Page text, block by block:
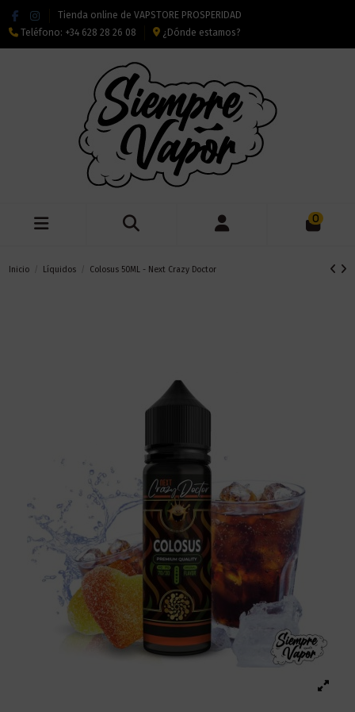
Tienda online de VAPSTORE PROSPERIDAD
Teléfono: +34 628 28 26 08 ¿Dónde estamos?
0
Inicio Líquidos Colosus 50ML - Next Crazy Doctor